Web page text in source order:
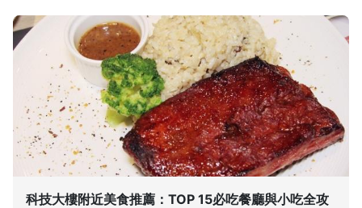
科技大樓附近美食推薦：TOP 15必吃餐廳與小吃全攻